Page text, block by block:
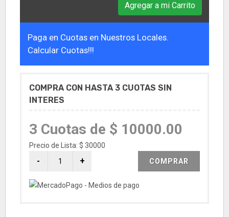
Agregar a mi Carrito
Paga en Cuotas en Nuestros Locales.
Calcular Cuotas!!!
COMPRA CON HASTA 3 CUOTAS SIN
INTERES
3 Cuotas de $ 10000.00
Precio de Lista: $ 30000
COMPRAR